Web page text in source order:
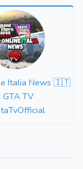
Italia News 🇮🇹
GTA TV